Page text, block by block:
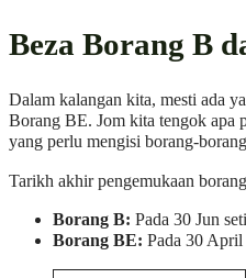
Beza Borang B
Dalam kalangan kita, mesti ada
Borang BE. Jom kita tengok apa
yang perlu mengisi borang-
Tarikh akhir pengemukaan
Borang B: Pada 30 Jun
Borang BE: Pada 30 April